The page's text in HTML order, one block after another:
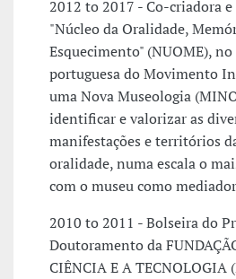
2012 to 2017 - Co-criadora
"Núcleo da Oralidade,
Esquecimento" (NUOME),
portuguesa do Movimento
uma Nova Museologia
identificar e valorizar as
manifestações e territórios
oralidade, numa escala o
com o museu como
2010 to 2011 - Bolseira do
Doutoramento da
CIÊNCIA E A TECNOLOGIA